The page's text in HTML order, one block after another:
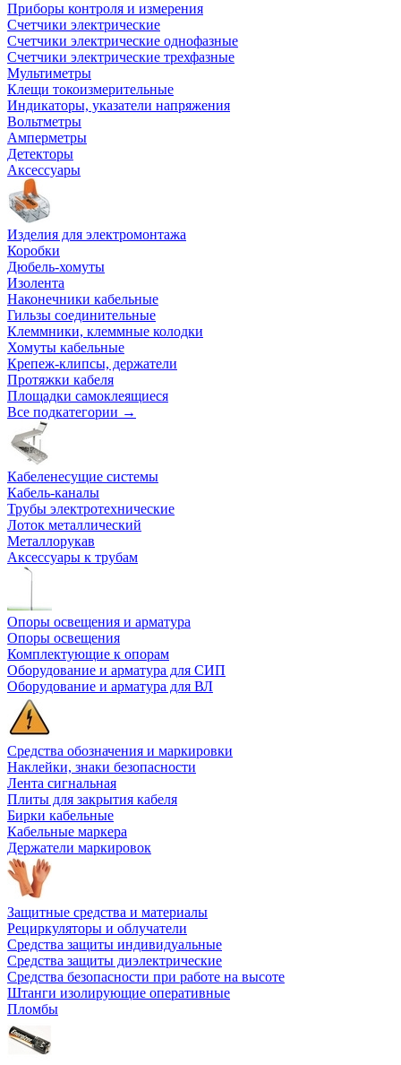
Приборы контроля и измерения
Счетчики электрические
Счетчики электрические однофазные
Счетчики электрические трехфазные
Мультиметры
Клещи токоизмерительные
Индикаторы, указатели напряжения
Вольтметры
Амперметры
Детекторы
Аксессуары
Изделия для электромонтажа
Коробки
Дюбель-хомуты
Изолента
Наконечники кабельные
Гильзы соединительные
Клеммники, клеммные колодки
Хомуты кабельные
Крепеж-клипсы, держатели
Протяжки кабеля
Площадки самоклеящиеся
Все подкатегории →
Кабеленесущие системы
Кабель-каналы
Трубы электротехнические
Лоток металлический
Металлорукав
Аксессуары к трубам
Опоры освещения и арматура
Опоры освещения
Комплектующие к опорам
Оборудование и арматура для СИП
Оборудование и арматура для ВЛ
Средства обозначения и маркировки
Наклейки, знаки безопасности
Лента сигнальная
Плиты для закрытия кабеля
Бирки кабельные
Кабельные маркера
Держатели маркировок
Защитные средства и материалы
Рециркуляторы и облучатели
Средства защиты индивидуальные
Средства защиты диэлектрические
Средства безопасности при работе на высоте
Штанги изолирующие оперативные
Пломбы